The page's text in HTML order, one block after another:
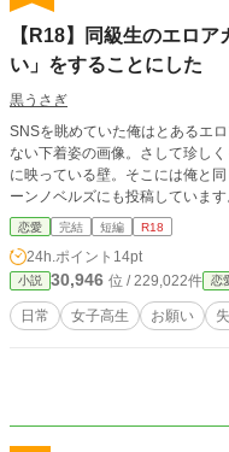
【R18】同級生のエロ
い」をすることにした
黒うさぎ
SNSを眺めていた俺はとあるエ
ない下着姿の画像。さして珍し
に映っている壁。そこには俺と同じ
ーンノベルズにも投稿しています
恋愛 完結 短編 R18
24h.ポイント 14pt
小説 30,946 位 / 229,022件 恋
日常 女子高生 お願い